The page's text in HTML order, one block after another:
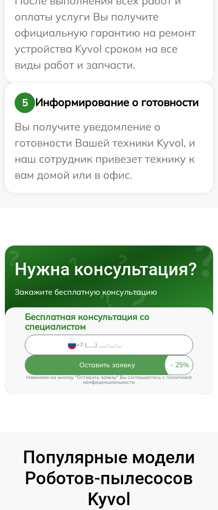
оплаты услуги Вы получите
официальную гарантию на ремонт
устройства Kyvol сроком на все
виды работ и запчасти.
5
Информирование о готовности
Вы получите уведомление о
готовности Вашей техники Kyvol, и
наш сотрудник привезет технику к
вам домой или в офис.
Нужна консультация?
Закажите бесплатную консультацию
Бесплатная консультация со
специалистом
Оставить заявку
Нажимая на кнопку "Оставить заявку" Вы соглашаетесь cполитикой
конфиденциальности
Популярные модели
Роботов-пылесосов
Kyvol